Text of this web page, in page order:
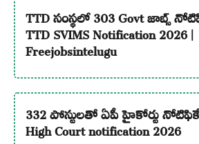
TTD సంస్థలో 303 Govt జాబ్స్
TTD SVIMS Notification 2026 |
Freejobsintelugu
332 పోస్టులతో ఏపీ హైకోర్టు
High Court notification 2026